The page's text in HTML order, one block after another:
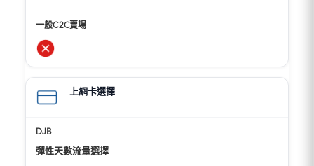
上網卡選擇
彈性天數流量選擇